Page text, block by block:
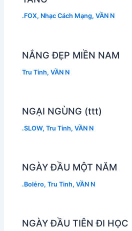
.FOX, Nhạc Cách Mạng,VẦN N
NẮNG ĐẸP MIỀN NAM
Tru Tinh,VẦN N
NGẠI NGÙNG (ttt)
.SLOW,Tru Tinh,VẦN N
NGÀY ĐẦU MỘT NĂM
.Boléro,Tru Tinh,VẦN N
NGÀY ĐẦU TIÊN ĐI HỌC